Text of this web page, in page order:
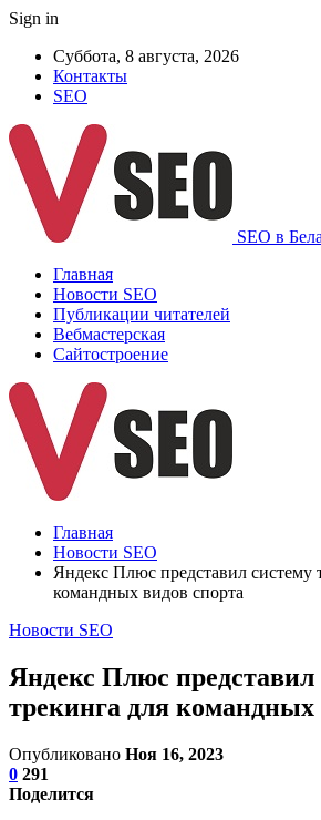
Sign in
Суббота, 8 августа, 2026
Контакты
SEO
SEO в
Главная
Новости SEO
Публикации читателей
Вебмастерская
Сайтостроение
Главная
Новости SEO
Яндекс Плюс представил систему
командных видов спорта
Новости SEO
Яндекс Плюс представил
трекинга для командных
Опубликовано Ноя 16, 2023
0 291
Поделится